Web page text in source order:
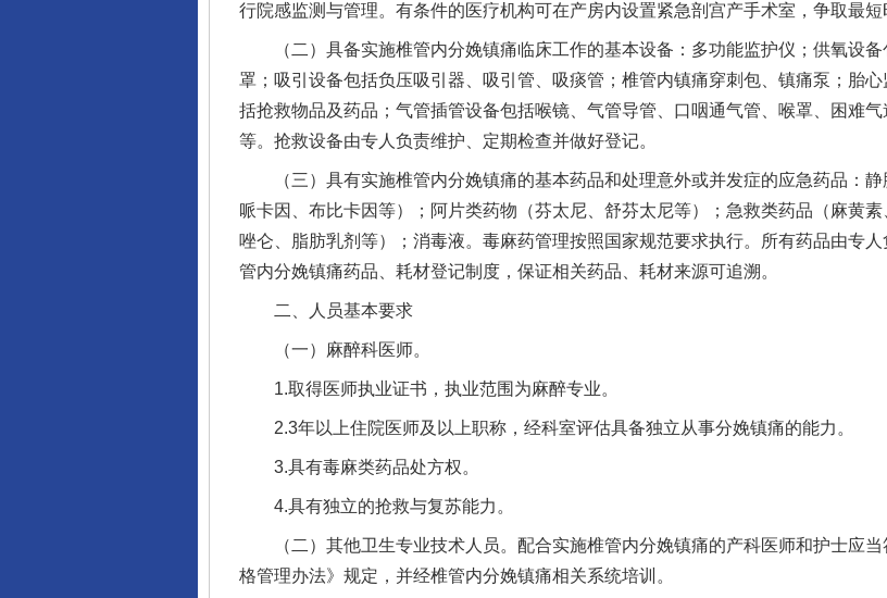
行院感监测与管理。有条件的医疗机构可在产房内设置紧急剖宫产手术室，争取最短
（二）具备实施椎管内分娩镇痛临床工作的基本设备：多功能监护仪；供氧设备
罩；吸引设备包括负压吸引器、吸引管、吸痰管；椎管内镇痛穿刺包、镇痛泵；胎
括抢救物品及药品；气管插管设备包括喉镜、气管导管、口咽通气管、喉罩、困难
等。抢救设备由专人负责维护、定期检查并做好登记。
（三）具有实施椎管内分娩镇痛的基本药品和处理意外或并发症的应急药品：静
哌卡因、布比卡因等）；阿片类药物（芬太尼、舒芬太尼等）；急救类药品（麻黄
唑仑、脂肪乳剂等）；消毒液。毒麻药管理按照国家规范要求执行。所有药品由专
管内分娩镇痛药品、耗材登记制度，保证相关药品、耗材来源可追溯。
二、人员基本要求
（一）麻醉科医师。
1.取得医师执业证书，执业范围为麻醉专业。
2.3年以上住院医师及以上职称，经科室评估具备独立从事分娩镇痛的能力。
3.具有毒麻类药品处方权。
4.具有独立的抢救与复苏能力。
（二）其他卫生专业技术人员。配合实施椎管内分娩镇痛的产科医师和护士应当
格管理办法》规定，并经椎管内分娩镇痛相关系统培训。